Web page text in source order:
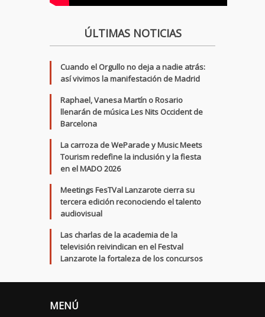
ÚLTIMAS NOTICIAS
Cuando el Orgullo no deja a nadie atrás:
así vivimos la manifestación de Madrid
Raphael, Vanesa Martín o Rosario
llenarán de música Les Nits Occident de
Barcelona
La carroza de WeParade y Music Meets
Tourism redefine la inclusión y la fiesta
en el MADO 2026
Meetings FesTVal Lanzarote cierra su
tercera edición reconociendo el talento
audiovisual
Las charlas de la academia de la
televisión reivindican en el Festval
Lanzarote la fortaleza de los concursos
MENÚ